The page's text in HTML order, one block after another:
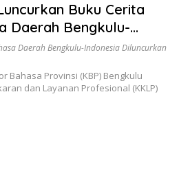
Buku Cerita
Daerah Bengkulu-
Daerah Bengkulu-Indonesia Diluncurkan
Bahasa Provinsi (KBP) Bengkulu
dan Layanan Profesional (KKLP)